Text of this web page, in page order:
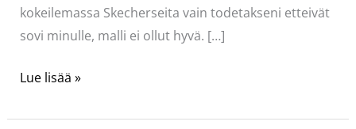
kokeilemassa Skecherseita vain todetakseni etteivät
sovi minulle, malli ei ollut hyvä. […]
Parhaat
Lue lisää »